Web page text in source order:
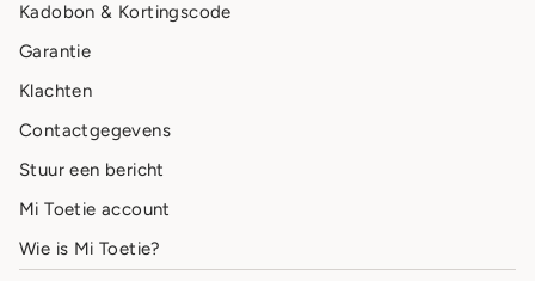
Kadobon & Kortingscode
Garantie
Klachten
Contactgegevens
Stuur een bericht
Mi Toetie account
Wie is Mi Toetie?